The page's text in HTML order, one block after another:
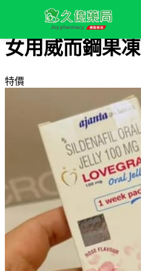
女用威而鋼果凍
女用威而鋼果凍
特價